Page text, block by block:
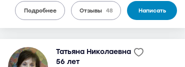
Подробнее Отзывы 48 Написать
Татьяна Николаевна
56 лет